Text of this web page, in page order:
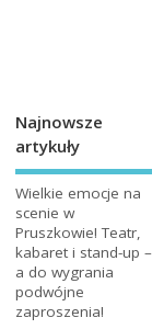
Najnowsze
artykuły
Wielkie emocje na
scenie w
Pruszkowie! Teatr,
kabaret i stand-up –
a do wygrania
podwójne
zaproszenia!